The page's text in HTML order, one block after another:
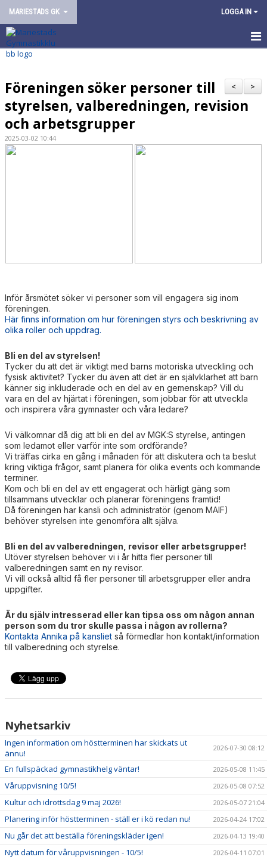
MARIESTADS GK LOGGA IN
HEM
OM FÖRENINGEN
VÅR VERKSAMHET
ARRANGEMANG
>
<
Föreningen söker personer till
styrelsen, valberedningen, revision
och arbetsgrupper
2025-03-02 10:44
Inför årsmötet söker vi personer som vill engagera sig inom
föreningen.
Här finns information om hur föreningen styrs och beskrivning av
olika roller och uppdrag.
Bli en del av styrelsen!
Tycker du att det är viktigt med barns motoriska utveckling och
fysisk aktivitet? Tycker du även att det är en självklarhet att barn
känner sig inkluderade och en del av en gemenskap? Vill du
vara en del av hjärtat i föreningen, som jobbar för att utveckla
och inspirera våra gymnaster och våra ledare?
Vi välkomnar då dig att bli en del av MGK:S styrelse, antingen
som ledamot eller varför inte som ordförande?
Vi träffas cirka en gång i månaden för att diskutera och ta beslut
kring viktiga frågor, samt planera för olika events och kommande
terminer.
Kom och bli en del av ett engagerat och härligt gäng som
tillsammans utvecklar och planerar föreningens framtid!
Då föreningen har kansli och administratör (genom MAIF)
behöver styrelsen inte genomföra allt själva.
Bli en del av valberedningen, revisor eller arbetsgrupper!
Utöver styrelsen behöver vi i år hitta fler personer till
valberedningen samt en ny revisor.
Vi vill också alltid få fler personer till arbetsgrupper eller andra
uppgifter.
Är du själv intresserad eller kan tipsa oss om någon annan
person som du tror skulle passa i någon av rollerna?
Kontakta Annika på kansliet så förmedlar hon kontakt/information
till valberedning och styrelse.
Nyhetsarkiv
Ingen information om höstterminen har skickats ut
ännu!
2026-07-30 08:12
En fullspäckad gymnastikhelg väntar! 2026-05-08 11:45
Våruppvisning 10/5! 2026-05-08 07:52
Kultur och idrottsdag 9 maj 2026! 2026-05-07 21:04
Planering inför höstterminen - ställ er i kö redan nu! 2026-04-24 17:02
Nu går det att beställa föreningskläder igen! 2026-04-13 19:40
Nytt datum för våruppvisningen - 10/5! 2026-04-11 07:01